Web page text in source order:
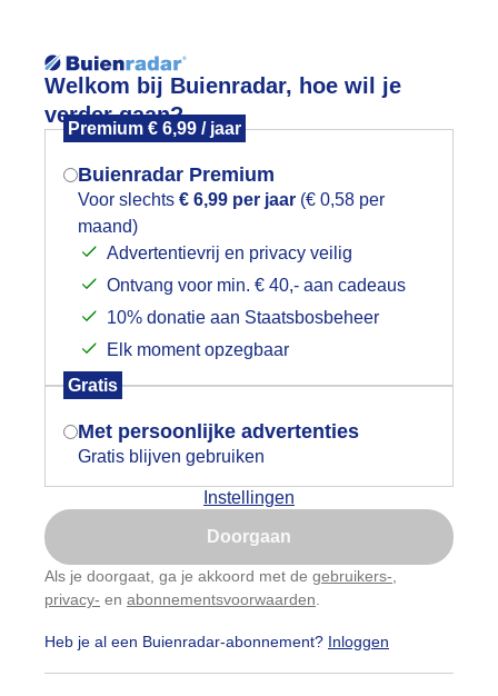
Welkom bij Buienradar, hoe wil je
verder gaan?
Premium € 6,99 / jaar
Buienradar Premium
Voor slechts € 6,99 per jaar (€ 0,58 per
maand)
Advertentievrij en privacy veilig
Ontvang voor min. € 40,- aan cadeaus
10% donatie aan Staatsbosbeheer
Elk moment opzegbaar
Gratis
Met persoonlijke advertenties
Gratis blijven gebruiken
Instellingen
Doorgaan
Als je doorgaat, ga je akkoord met de gebruikers-
privacy- en abonnementsvoorwaarden
Heb je al een Buienradar-abonnement? Inloggen
Lees meer.
Foto en video Weerzine
Koekoek is weer in t land Enkhuizen
Mogen we je locatie gebruiken voor
het weer?
Indien je hier nog geen akkoord op hebt
gegeven, verschijnt er zo een pop-up uit
je browser waarin deze toestemming
gevraagd wordt.
Is goed, toon de popup
Nu niet, misschien later
Gebruik je Safari en wil je niet elke dag deze pop-up
Klikhierom dit aan te passen